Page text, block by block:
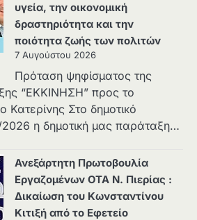
υγεία, την οικονομική
δραστηριότητα και την
ποιότητα ζωής των πολιτών
7 Αυγούστου 2026
Πρόταση ψηφίσματος της
“ΕΚΚΙΝΗΣΗ” προς το
Κατερίνης Στο δημοτικό
η δημοτική μας παράταξη…
Ανεξάρτητη Πρωτοβουλία
Εργαζομένων ΟΤΑ Ν. Πιερίας :
Δικαίωση του Κωνσταντίνου
Κιτιξή από το Εφετείο